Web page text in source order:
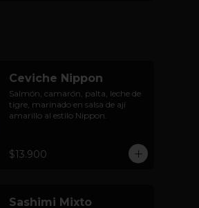
Ceviche Nippon
Salmón, camarón, palta, leche de
tigre, marinado en salsa de ají
amarillo al estilo Nippon.
$13.900
Sashimi Mixto